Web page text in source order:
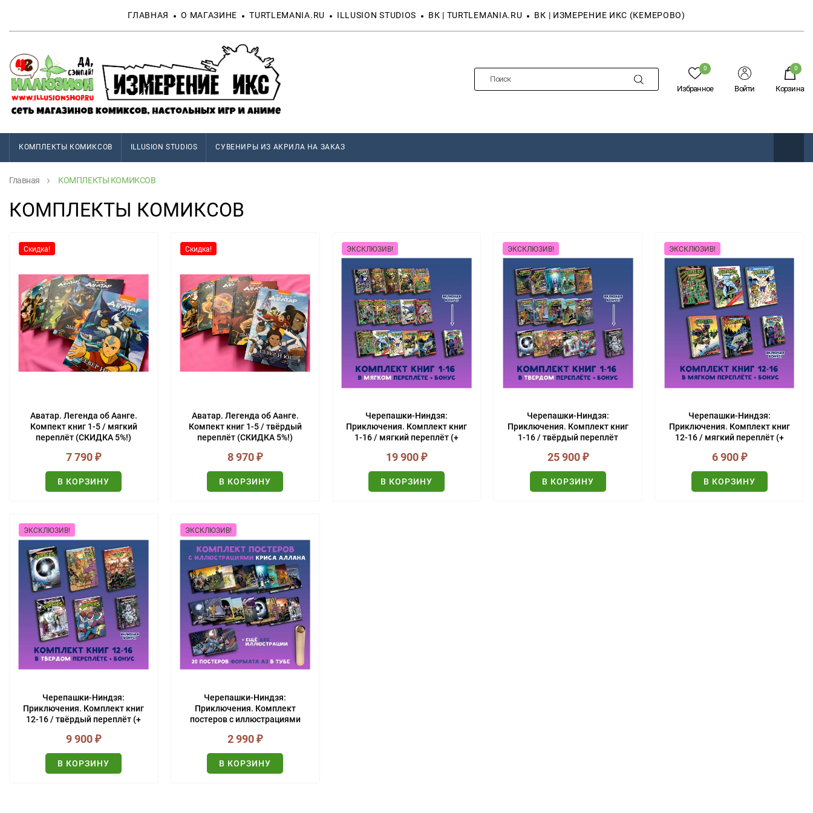
ГЛАВНАЯ О МАГАЗИНЕ TURTLEMANIA.RU ILLUSION STUDIOS ВК | TURTLEMANIA.RU ВК | ИЗМЕРЕНИЕ ИКС (КЕМЕРОВО)
Избранное
0
Войти Корзина
0
КОМПЛЕКТЫ КОМИКСОВ ILLUSION STUDIOS СУВЕНИРЫ ИЗ АКРИЛА НА ЗАКАЗ
Главная КОМПЛЕКТЫ КОМИКСОВ
КОМПЛЕКТЫ КОМИКСОВ
Скидка!
Аватар. Легенда об Аанге.
Компект книг 1-5 / мягкий
переплёт (СКИДКА 5%!)
7 790₽
В КОРЗИНУ
Скидка!
Аватар. Легенда об Аанге.
Компект книг 1-5 / твёрдый
переплёт (СКИДКА 5%!)
8 970₽
В КОРЗИНУ
ЭКСКЛЮЗИВ!
Черепашки-Ниндзя:
Приключения. Комплект книг
1-16 / мягкий переплёт (+
19 900₽
В КОРЗИНУ
ЭКСКЛЮЗИВ!
Черепашки-Ниндзя:
Приключения. Комплект книг
1-16 / твёрдый переплёт
25 900₽
В КОРЗИНУ
ЭКСКЛЮЗИВ!
Черепашки-Ниндзя:
Приключения. Комплект книг
12-16 / мягкий переплёт (+
6 900₽
В КОРЗИНУ
ЭКСКЛЮЗИВ!
Черепашки-Ниндзя:
Приключения. Комплект книг
12-16 / твёрдый переплёт (+
9 900₽
В КОРЗИНУ
ЭКСКЛЮЗИВ!
Черепашки-Ниндзя:
Приключения. Комплект
постеров с иллюстрациями
2 990₽
В КОРЗИНУ